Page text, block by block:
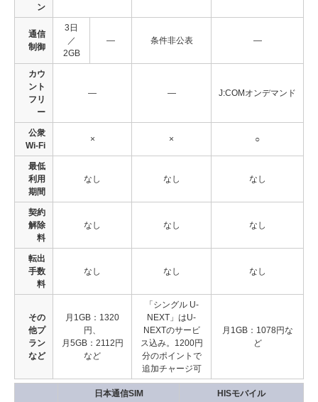
ン
通信
制御
3日
／
2GB
― 条件非公表 ―
カウ
ント
フリ
ー
― ― J:COMオンデマンド
公衆
Wi-Fi
× × ○
最低
利用
期間
なし なし なし
契約
解除
料
なし なし なし
転出
手数
料
なし なし なし
その
他プ
ラン
など
月1GB：1320
円、
月5GB：2112円
など
「シングル U-
NEXT」はU-
NEXTのサービ
ス込み。1200円
分のポイントで
追加チャージ可
月1GB：1078円な
ど
日本通信SIM HISモバイル